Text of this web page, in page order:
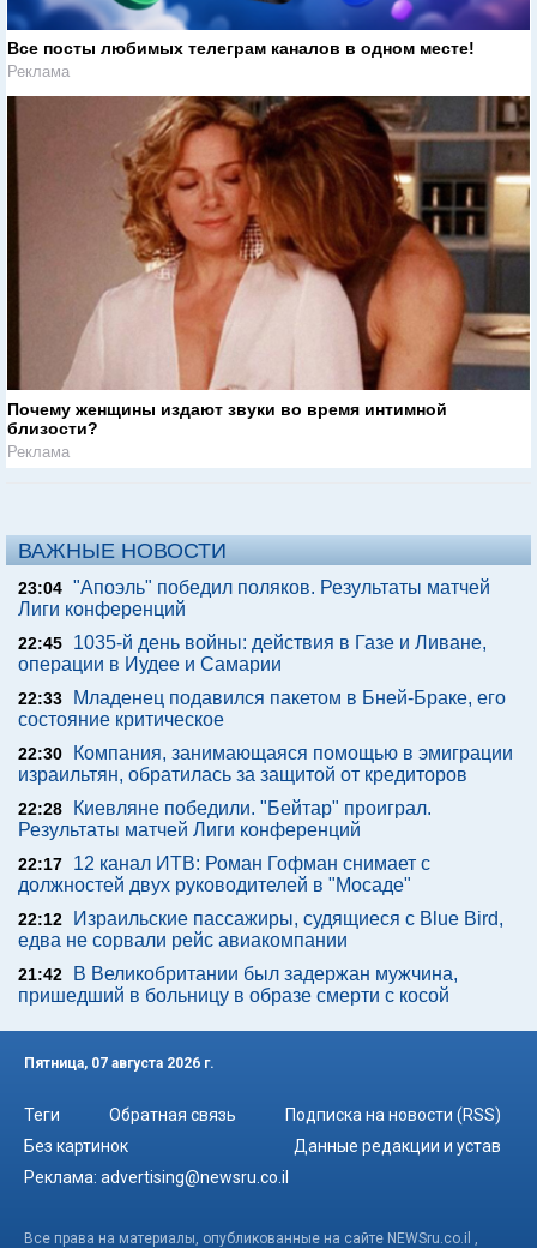
Все посты любимых телеграм каналов в одном месте!
Реклама
Почему женщины издают звуки во время интимной
близости?
Реклама
ВАЖНЫЕ НОВОСТИ
23:04 "Апоэль" победил поляков. Результаты матчей
Лиги конференций
22:45
1035-й день войны: действия в Газе и Ливане,
операции в Иудее и Самарии
22:33
Младенец подавился пакетом в Бней-Браке, его
состояние критическое
22:30
Компания, занимающаяся помощью в эмиграции
израильтян, обратилась за защитой от кредиторов
22:28
Киевляне победили. "Бейтар" проиграл.
Результаты матчей Лиги конференций
22:17
12 канал ИТВ: Роман Гофман снимает с
должностей двух руководителей в "Мосаде"
22:12
Израильские пассажиры, судящиеся с Blue Bird,
едва не сорвали рейс авиакомпании
21:42
В Великобритании был задержан мужчина,
пришедший в больницу в образе смерти с косой
Пятница, 07 августа 2026 г.
Теги Обратная связь
Подписка на новости (RSS)
Без картинок
Данные редакции и устав
Реклама: advertising@newsru.co.il
Все права на материалы, опубликованные на сайте NEWSru.co.il ,